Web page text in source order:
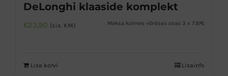
DeLonghi klaaside komplekt
€23,90 (sis. KM) Maksa kolmes võrdses osas 3 x 7.97€
Lisa korvi Lisainfo